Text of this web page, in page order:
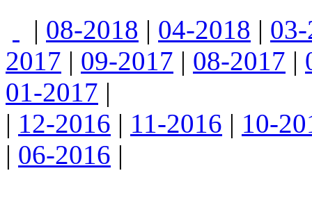
| 08-2018 | 04-2018 |
2017 | 09-2017 | 08-2017 |
01-2017 |
| 12-2016 | 11-2016 | 10-
| 06-2016 |